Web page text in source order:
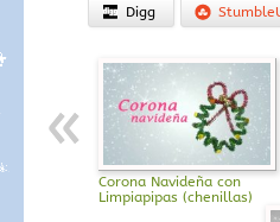
Digg
Corona Navideña con
Limpiapipas (chenillas)